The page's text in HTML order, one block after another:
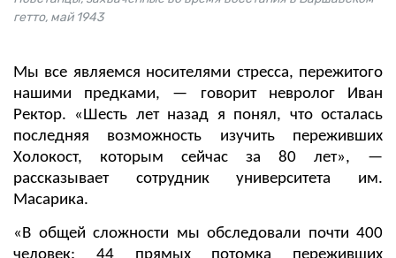
гетто, май 1943
Мы все являемся носителями стресса, пережитого
нашими предками, — говорит невролог Иван
Ректор. «Шесть лет назад я понял, что осталась
последняя возможность изучить переживших
Холокост, которым сейчас за 80 лет», —
рассказывает сотрудник университета им.
Масарика.
«В общей сложности мы обследовали почти 400